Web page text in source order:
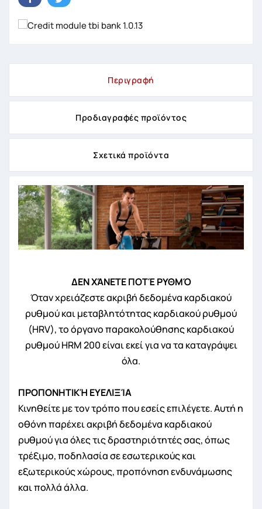
Περιγραφή
Προδιαγραφές προϊόντος
Σχετικά προϊόντα
ΔΕΝ ΧΆΝΕΤΕ ΠΟΤΈ ΡΥΘΜΌ
Όταν χρειάζεστε ακριβή δεδομένα καρδιακού
ρυθμού και μεταβλητότητας καρδιακού ρυθμού
(HRV), το όργανο παρακολούθησης καρδιακού
ρυθμού HRM 200 είναι εκεί για να τα καταγράψει
όλα.
ΠΡΟΠΟΝΗΤΙΚΉ ΕΥΕΛΙΞΊΑ
Κινηθείτε με τον τρόπο που εσείς επιλέγετε. Αυτή η
οθόνη παρέχει ακριβή δεδομένα καρδιακού
ρυθμού για όλες τις δραστηριότητές σας, όπως
τρέξιμο, ποδηλασία σε εσωτερικούς και
εξωτερικούς χώρους, προπόνηση ενδυνάμωσης
και πολλά άλλα.